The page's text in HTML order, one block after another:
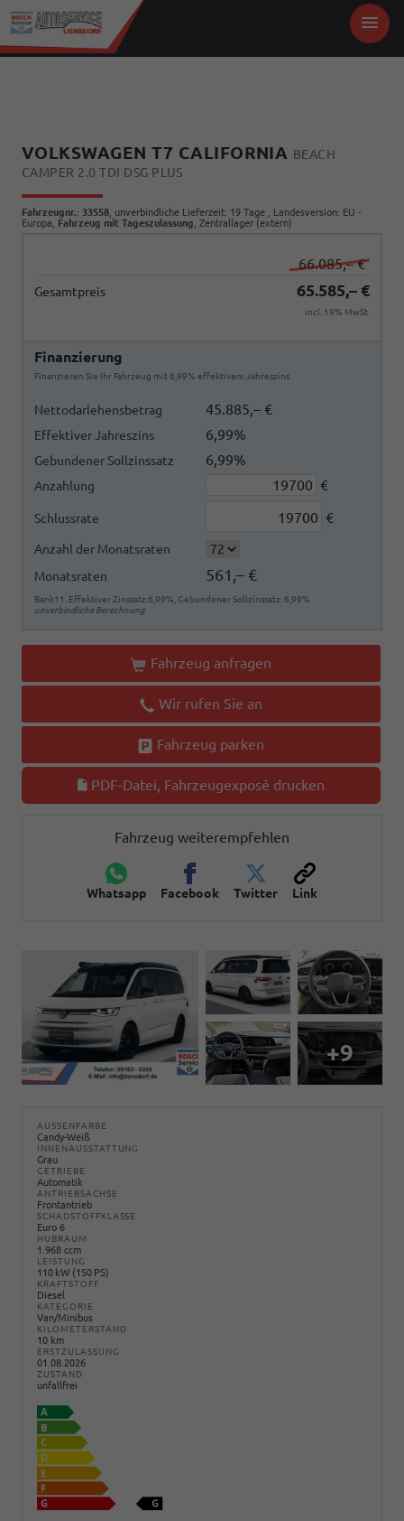
VOLKSWAGEN T7 CALIFORNIA BEACH
CAMPER 2.0 TDI DSG PLUS
Fahrzeugnr.: 33558 , unverbindliche Lieferzeit: 19 Tage , Landesversion: EU -
Europa, Fahrzeug mit Tageszulassung , Zentrallager (extern)
66.085,– €
Gesamtpreis 65.585,– €
incl. 19% MwSt.
Finanzierung
Finanzieren Sie Ihr Fahrzeug mit 6,99% effektivem Jahreszins
Nettodarlehensbetrag 45.885,– €
Effektiver Jahreszins 6,99%
Gebundener Sollzinssatz 6,99%
Anzahlung €
Schlussrate €
Anzahl der Monatsraten
Monatsraten
561,– €
Bank11. Effektiver Zinssatz:6,99%, Gebundener Sollzinssatz: 6,99%
unverbindliche Berechnung
Fahrzeug anfragen
Wir rufen Sie an
Fahrzeug parken
PDF-Datei, Fahrzeugexposé drucken
Fahrzeug weiterempfehlen
Whatsapp Facebook Twitter Link
+9
AUSSENFARBE
Candy-Weiß
INNENAUSSTATTUNG
Grau
GETRIEBE
Automatik
ANTRIEBSACHSE
Frontantrieb
SCHADSTOFFKLASSE
Euro 6
HUBRAUM
1.968 ccm
LEISTUNG
110 kW (150 PS)
KRAFTSTOFF
Diesel
KATEGORIE
Van/Minibus
KILOMETERSTAND
10 km
ERSTZULASSUNG
01.08.2026
ZUSTAND
unfallfrei